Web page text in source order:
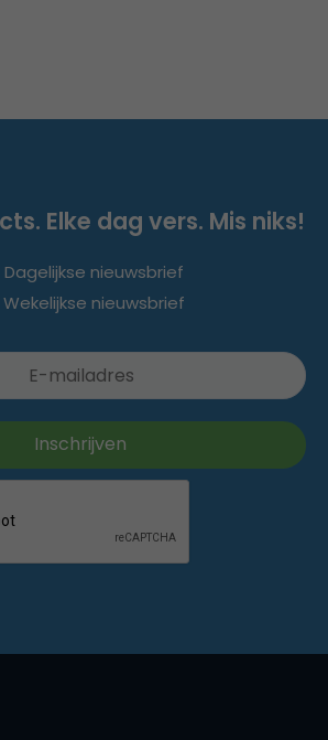
Elke dag vers. Mis niks!
Dagelijkse nieuwsbrief
Wekelijkse nieuwsbrief